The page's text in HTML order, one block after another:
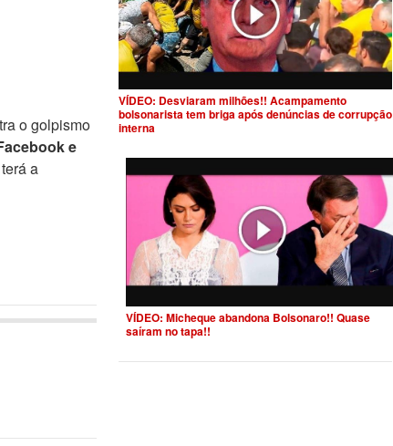
o golpismo
e
a
VÍDEO: Desviaram milhões!! Acampamento
bolsonarista tem briga após denúncias de corrupção
interna
VÍDEO: Micheque abandona Bolsonaro!! Quase
saíram no tapa!!